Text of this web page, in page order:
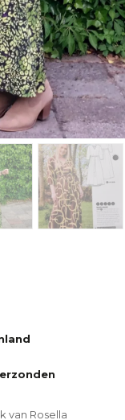
van Rosella